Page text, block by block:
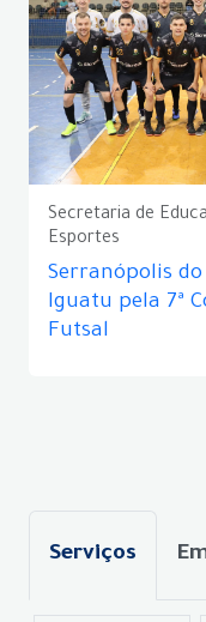
Secretaria de
Esportes
Serranópolis
Iguatu pela 7ª
Futsal
Serviços